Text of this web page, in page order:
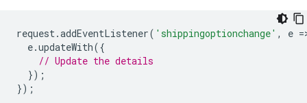
request.addEventListener( 'shippingoptionchange' , e =
e.updateWith({
// Update the details
});
});